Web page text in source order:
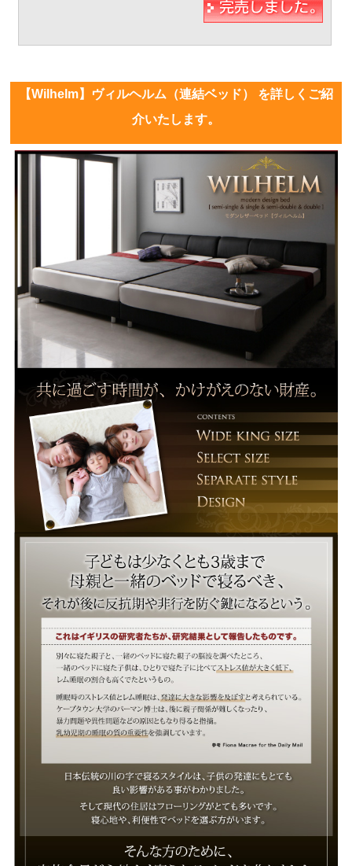
【Wilhelm】ヴィルヘルム（連結ベッド） を詳しくご紹
介いたします。